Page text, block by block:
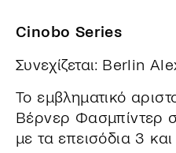
Cinobo Series
Συνεχίζεται: Berlin
Το εμβληματικό
Βέρνερ Φασμπίντερ
με τα επεισόδια 3 και